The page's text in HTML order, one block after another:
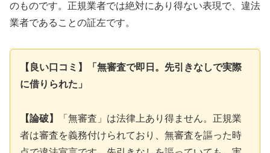
のものです。正規業者では絶対にあり得ない表現で、違法
業者であることの証左です。
【良い口コミ】「無審査で即日。先引きなしで実際
に借りられた」
【論破】
「無審査」は法律上あり得ません。正規業
者は審査を義務付けられており、無審査を謳った時